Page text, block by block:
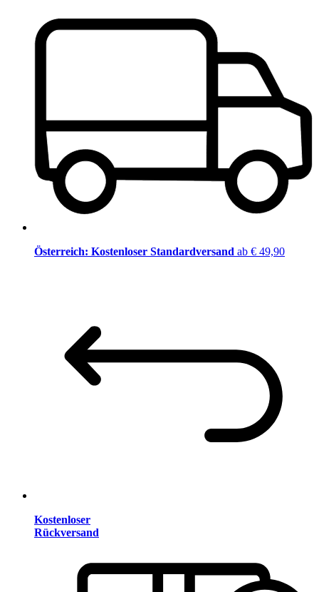
Österreich: Kostenloser Standardversand ab € 49,90
Kostenloser
Rückversand